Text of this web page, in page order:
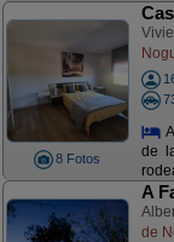
8 Fotos
de
A
de